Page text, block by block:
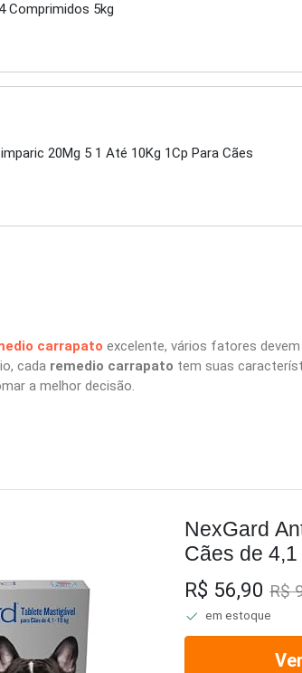
Comprimidos 5kg
20Mg 5 1 Até 10Kg 1Cp Para Cães
carrapato excelente, vários fatores
cada remedio carrapato tem suas
a melhor decisão.
NexGard
Cães de
R$ 56,90 R$
em estoque